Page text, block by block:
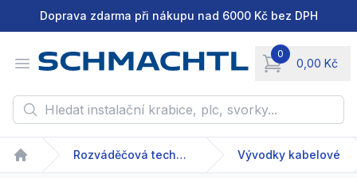
Doprava zdarma při nákupu nad 6000 Kč bez DPH
Open menu
0
0,00 Kč
items in cart,
Hledat instalační krabice, plc, svorky...
Home
Rozváděčová technika Vývodky kabelové